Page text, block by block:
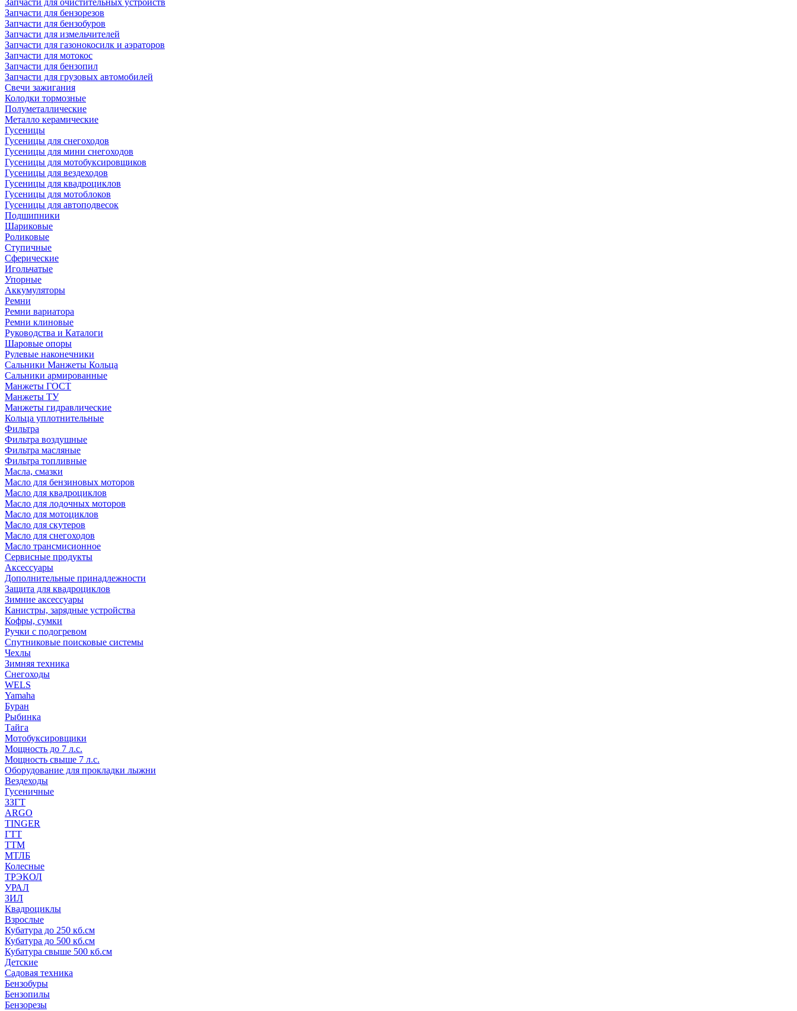
Запчасти для очистительных устройств
Запчасти для бензорезов
Запчасти для бензобуров
Запчасти для измельчителей
Запчасти для газонокосилк и аэраторов
Запчасти для мотокос
Запчасти для бензопил
Запчасти для грузовых автомобилей
Свечи зажигания
Колодки тормозные
Полуметаллические
Металло керамические
Гусеницы
Гусеницы для снегоходов
Гусеницы для мини снегоходов
Гусеницы для мотобуксировщиков
Гусеницы для вездеходов
Гусеницы для квадроциклов
Гусеницы для мотоблоков
Гусеницы для автоподвесок
Подшипники
Шариковые
Роликовые
Ступичные
Сферические
Игольчатые
Упорные
Аккумуляторы
Ремни
Ремни вариатора
Ремни клиновые
Руководства и Каталоги
Шаровые опоры
Рулевые наконечники
Сальники Манжеты Кольца
Сальники армированные
Манжеты ГОСТ
Манжеты ТУ
Манжеты гидравлические
Кольца уплотнительные
Фильтра
Фильтра воздушные
Фильтра масляные
Фильтра топливные
Масла, смазки
Масло для бензиновых моторов
Масло для квадроциклов
Масло для лодочных моторов
Масло для мотоциклов
Масло для скутеров
Масло для снегоходов
Масло трансмисионное
Сервисные продукты
Аксессуары
Дополнительные принадлежности
Защита для квадроциклов
Зимние аксессуары
Канистры, зарядные устройства
Кофры, сумки
Ручки с подогревом
Спутниковые поисковые системы
Чехлы
Зимняя техника
Снегоходы
WELS
Yamaha
Буран
Рыбинка
Тайга
Мотобуксировщики
Мощность до 7 л.с.
Мощность свыше 7 л.с.
Оборудование для прокладки лыжни
Вездеходы
Гусеничные
ЗЗГТ
ARGO
TINGER
ГТТ
ТТМ
МТЛБ
Колесные
ТРЭКОЛ
УРАЛ
ЗИЛ
Квадроциклы
Взрослые
Кубатура до 250 кб.см
Кубатура до 500 кб.см
Кубатура свыше 500 кб.см
Детские
Садовая техника
Бензобуры
Бензопилы
Бензорезы